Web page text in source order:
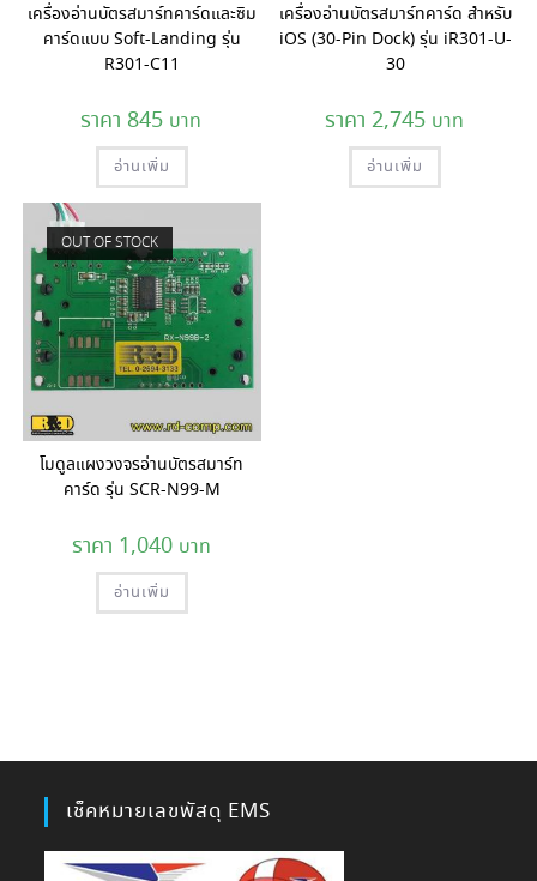
เครื่องอ่านบัตรสมาร์ทคาร์ดและซิม
คาร์ดแบบ Soft-Landing รุ่น
R301-C11
845
อ่านเพิ่ม
เครื่องอ่านบัตรสมาร์ทคาร์ด สำหรับ
iOS (30-Pin Dock) รุ่น iR301-U-
30
2,745
อ่านเพิ่ม
OUT OF STOCK
โมดูลแผงวงจรอ่านบัตรสมาร์ท
คาร์ด รุ่น SCR-N99-M
1,040
อ่านเพิ่ม
เช็คหมายเลขพัสดุ EMS